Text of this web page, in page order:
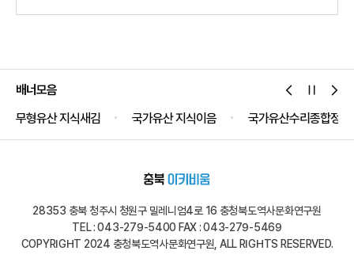
배너모음
무형유산 지식새김
국가유산 지식이음 국가유산수리종합정보
28353 충북 청주시 청원구 밀레니엄4로 16 충청북도역사문화연구원
TEL : 043-279-5400 FAX : 043-279-5469
COPYRIGHT 2024 충청북도역사문화연구원, ALL RIGHTS RESERVED.